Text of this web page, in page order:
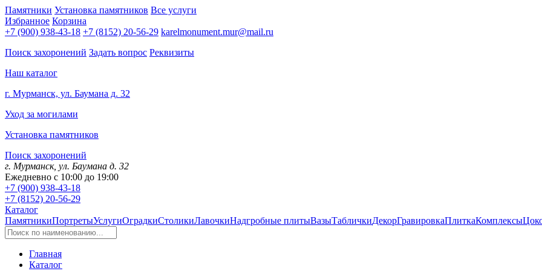
Памятники Установка памятников Все услуги
Избранное Корзина
+7 (900) 938-43-18 +7 (8152) 20-56-29 karelmonument.mur@mail.ru
Поиск захоронений Задать вопрос Реквизиты
Наш каталог
г. Мурманск, ул. Баумана д. 32
Уход за могилами
Установка памятников
Поиск захоронений
г. Мурманск, ул. Баумана д. 32
Ежедневно с 10:00 до 19:00
+7 (900) 938-43-18
+7 (8152) 20-56-29
Каталог
ПамятникиПортретыУслугиОградкиСтоликиЛавочкиНадгробные плитыВазыТабличкиДекорГравировкаПлиткаКомплексы
Главная
Каталог